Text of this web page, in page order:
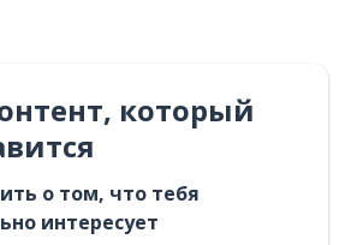
который
о том, что тебя
интересует